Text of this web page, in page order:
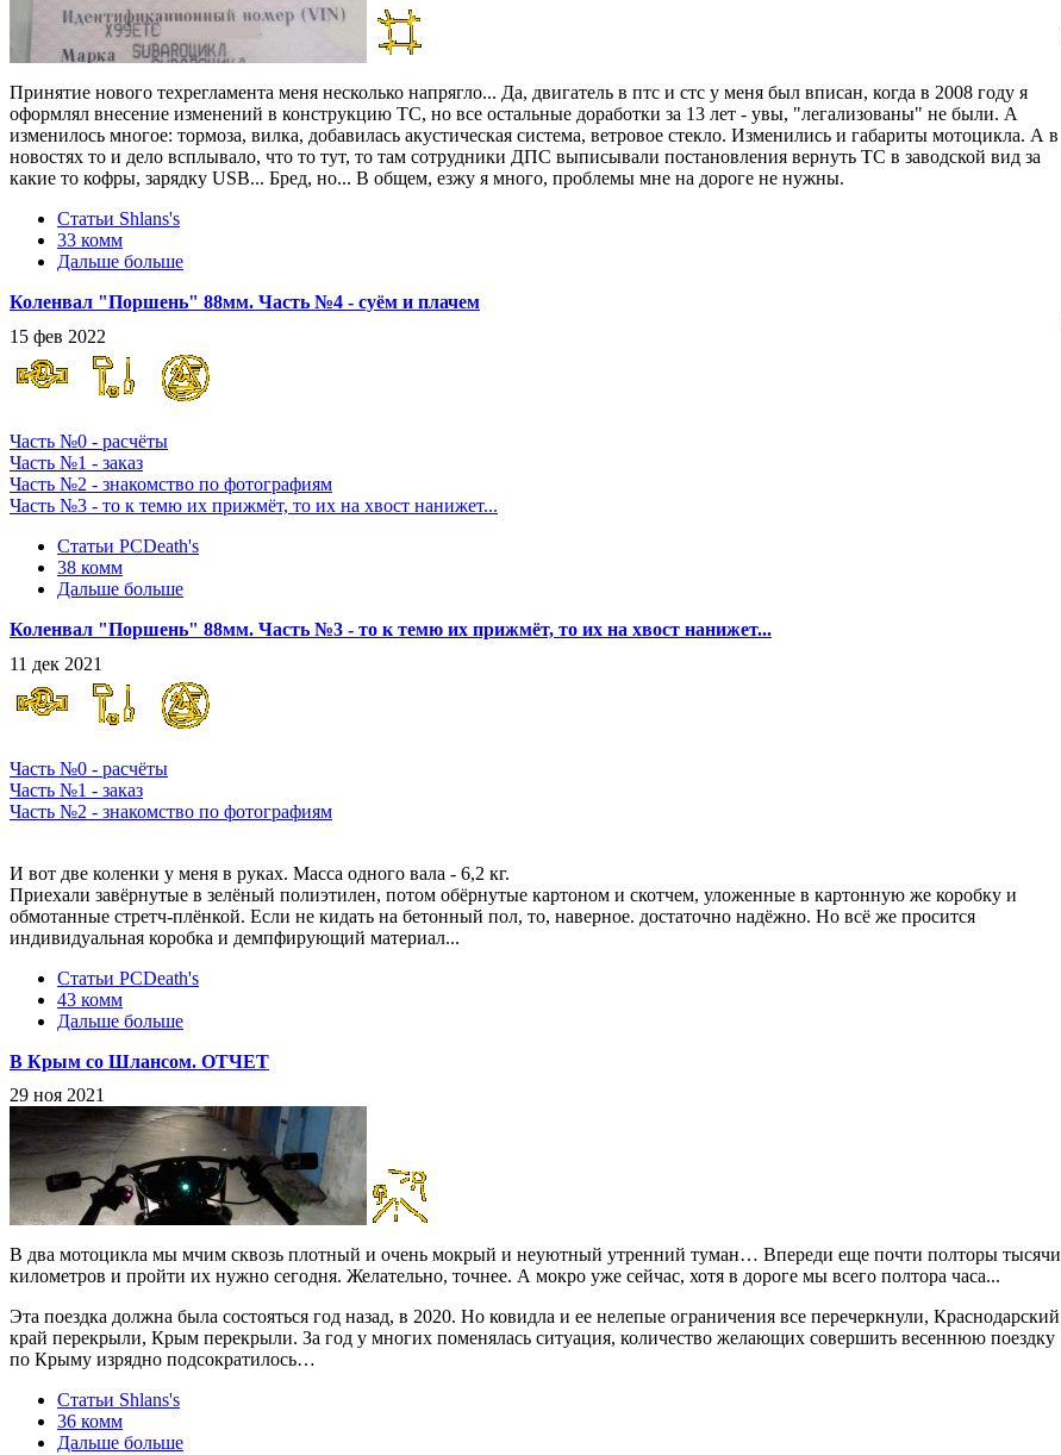
Принятие нового техрегламента меня несколько напрягло... Да, двигатель в птс и стс у меня был вписан, когда в 2008 году я
оформлял внесение изменений в конструкцию ТС, но все остальные доработки за 13 лет - увы, "легализованы" не были. А
изменилось многое: тормоза, вилка, добавилась акустическая система, ветровое стекло. Изменились и габариты мотоцикла. А в
новостях то и дело всплывало, что то тут, то там сотрудники ДПС выписывали постановления вернуть ТС в заводской вид за
какие то кофры, зарядку USB... Бред, но... В общем, езжу я много, проблемы мне на дороге не нужны.
Статьи Shlans's
33 комм
Дальше больше
Коленвал "Поршень" 88мм. Часть №4 - суём и плачем
15 фев 2022
Часть №0 - расчёты
Часть №1 - заказ
Часть №2 - знакомство по фотографиям
Часть №3 - то к темю их прижмёт, то их на хвост нанижет...
Статьи PCDeath's
38 комм
Дальше больше
Коленвал "Поршень" 88мм. Часть №3 - то к темю их прижмёт, то их на хвост нанижет...
11 дек 2021
Часть №0 - расчёты
Часть №1 - заказ
Часть №2 - знакомство по фотографиям
И вот две коленки у меня в руках. Масса одного вала - 6,2 кг.
Приехали завёрнутые в зелёный полиэтилен, потом обёрнутые картоном и скотчем, уложенные в картонную же коробку и
обмотанные стретч-плёнкой. Если не кидать на бетонный пол, то, наверное. достаточно надёжно. Но всё же просится
индивидуальная коробка и демпфирующий материал...
Статьи PCDeath's
43 комм
Дальше больше
В Крым со Шлансом. ОТЧЕТ
29 ноя 2021
В два мотоцикла мы мчим сквозь плотный и очень мокрый и неуютный утренний туман… Впереди еще почти полторы тысячи
километров и пройти их нужно сегодня. Желательно, точнее. А мокро уже сейчас, хотя в дороге мы всего полтора часа...
Эта поездка должна была состояться год назад, в 2020. Но ковидла и ее нелепые ограничения все перечеркнули, Краснодарский
край перекрыли, Крым перекрыли. За год у многих поменялась ситуация, количество желающих совершить весеннюю поездку
по Крыму изрядно подсократилось…
Статьи Shlans's
36 комм
Дальше больше